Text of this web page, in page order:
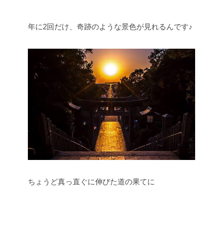
年に2回だけ、奇跡のような景色が見れるんです♪
ちょうど真っ直ぐに伸びた道の果てに